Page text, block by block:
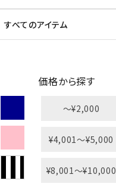
40inc
すべてのアイテム
価格から探す
〜¥2,000
¥4,001〜¥5,000
¥8,001〜¥10,000